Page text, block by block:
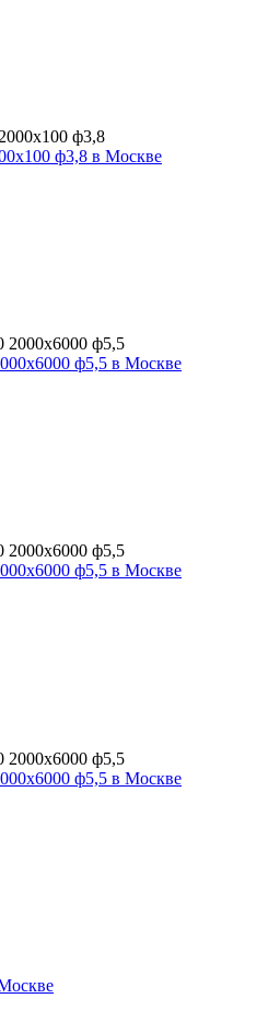
ф3,8 в Москве
ф5,5 в Москве
ф5,5 в Москве
ф5,5 в Москве